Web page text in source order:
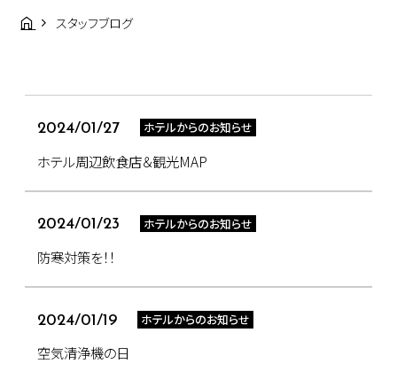
スタッフブログ
2024/01/27 ホテルからのお知らせ
ホテル周辺飲食店＆観光MAP
2024/01/23 ホテルからのお知らせ
防寒対策を！！
2024/01/19 ホテルからのお知らせ
空気清浄機の日